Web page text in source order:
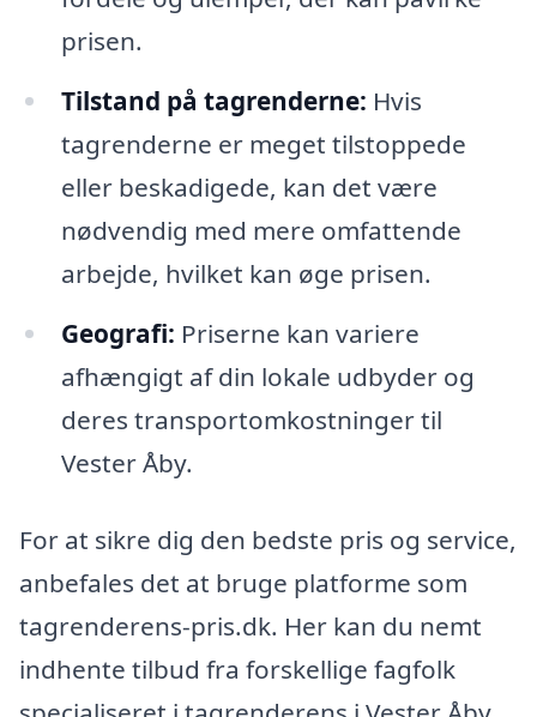
prisen.
Tilstand på tagrenderne: Hvis
tagrenderne er meget tilstoppede
eller beskadigede, kan det være
nødvendig med mere omfattende
arbejde, hvilket kan øge prisen.
Geografi: Priserne kan variere
afhængigt af din lokale udbyder og
deres transportomkostninger til
Vester Åby.
For at sikre dig den bedste pris og service,
anbefales det at bruge platforme som
tagrenderens-pris.dk. Her kan du nemt
indhente tilbud fra forskellige fagfolk